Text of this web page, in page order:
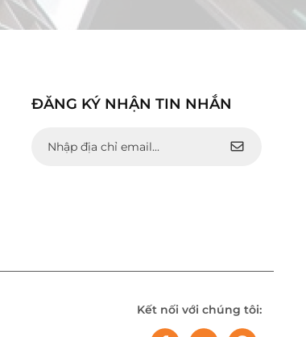
ĐĂNG KÝ NHẬN TIN NHẮN
Kết nối với chúng tôi: